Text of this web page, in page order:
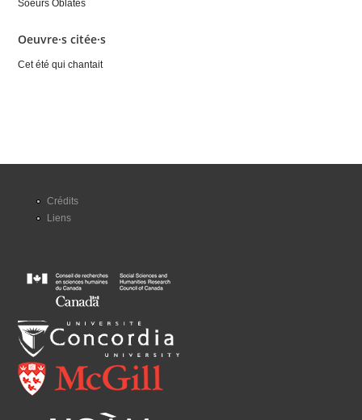
Soeurs Oblates
Oeuvre·s citée·s
Cet été qui chantait
Crédits
Liens